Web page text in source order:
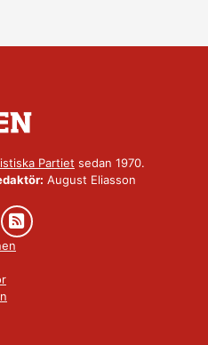
Partiet sedan 1970.
August Eliasson